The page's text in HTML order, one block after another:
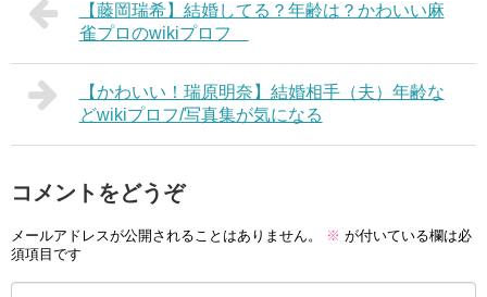
【藤岡瑞希】結婚してる？年齢は？かわいい麻
雀プロのwikiプロフ
【かわいい！瑞原明奈】結婚相手（夫）年齢な
どwikiプロフ/写真集が気になる
コメントをどうぞ
メールアドレスが公開されることはありません。 ※ が付いている欄は必
須項目です